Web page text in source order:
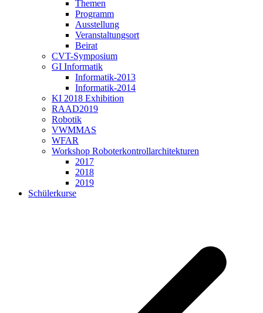
Themen
Programm
Ausstellung
Veranstaltungsort
Beirat
CVT-Symposium
GI Informatik
Informatik-2013
Informatik-2014
KI 2018 Exhibition
RAAD2019
Robotik
VWMMAS
WFAR
Workshop Roboterkontrollarchitekturen
2017
2018
2019
Schülerkurse